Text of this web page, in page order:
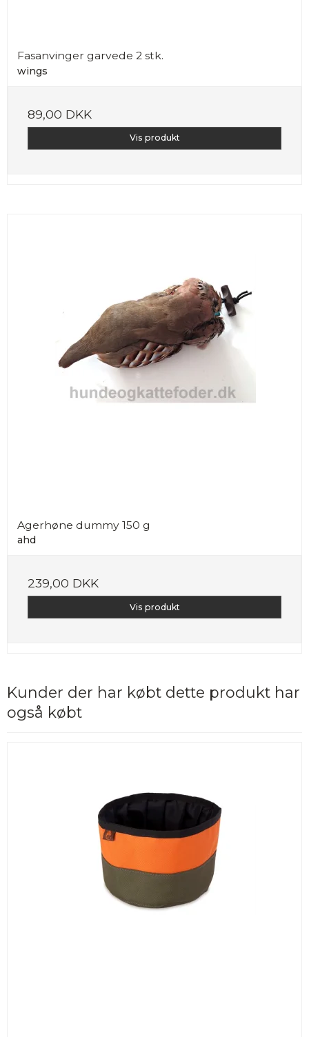
Fasanvinger garvede 2 stk.
wings
89,00 DKK
Vis produkt
Agerhøne dummy 150 g
ahd
239,00 DKK
Vis produkt
Kunder der har købt dette produkt har
også købt